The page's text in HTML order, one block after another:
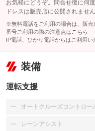
お気軽にどうぞ。問合せ後に何
ドレスは販売店に公開されません
※無料電話をご利用の場合は、販
番号ご利用の際の注意点は こちら
IP電話、ひかり電話からはご利用い
装備
運転支援
オートクルーズコントロー
：装備なし
レーンアシスト
：装備なし